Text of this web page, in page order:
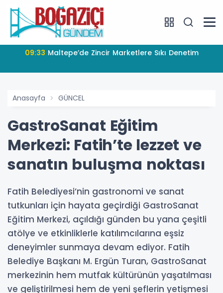
09:33 Maltepe’de Zincir Marketlere Sıkı Denetim
Anasayfa GÜNCEL
GastroSanat Eğitim
Merkezi: Fatih’te lezzet ve
sanatın buluşma noktası
Fatih Belediyesi’nin gastronomi ve sanat
tutkunları için hayata geçirdiği GastroSanat
Eğitim Merkezi, açıldığı günden bu yana çeşitli
atölye ve etkinliklerle katılımcılarına eşsiz
deneyimler sunmaya devam ediyor. Fatih
Belediye Başkanı M. Ergün Turan, GastroSanat
merkezinin hem mutfak kültürünün yaşatılması
ve geliştirilmesi hem de yeni şeflerin yetişmesi